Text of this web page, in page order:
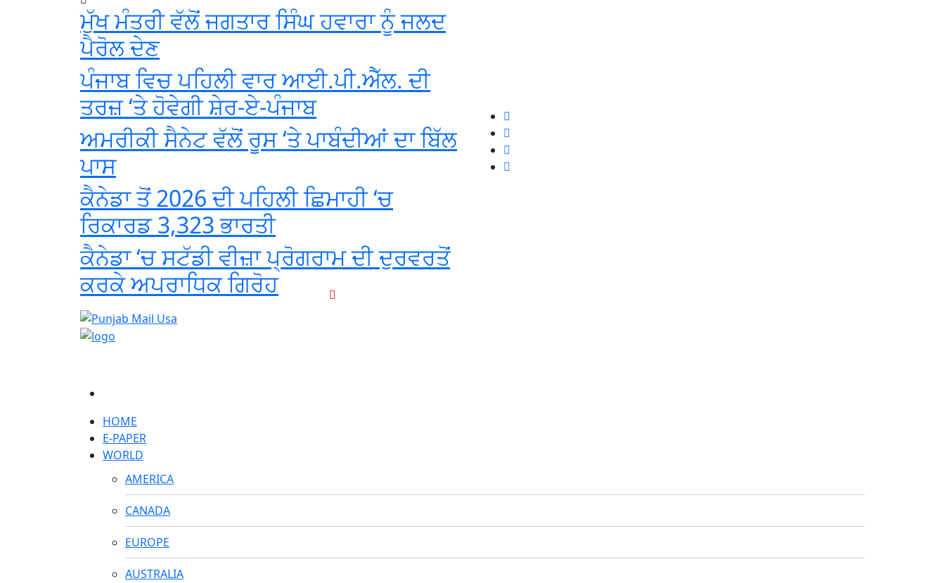
ਮੁੱਖ ਮੰਤਰੀ ਵੱਲੋਂ ਜਗਤਾਰ ਸਿੰਘ ਹਵਾਰਾ ਨੂੰ ਜਲਦ
ਪੈਰੋਲ ਦੇਣ
ਪੰਜਾਬ ਵਿਚ ਪਹਿਲੀ ਵਾਰ ਆਈ.ਪੀ.ਐੱਲ. ਦੀ
ਤਰਜ਼ ‘ਤੇ ਹੋਵੇਗੀ ਸ਼ੇਰ-ਏ-ਪੰਜਾਬ
ਅਮਰੀਕੀ ਸੈਨੇਟ ਵੱਲੋਂ ਰੂਸ ‘ਤੇ ਪਾਬੰਦੀਆਂ ਦਾ ਬਿੱਲ
ਪਾਸ
ਕੈਨੇਡਾ ਤੋਂ 2026 ਦੀ ਪਹਿਲੀ ਛਿਮਾਹੀ ‘ਚ
ਰਿਕਾਰਡ 3,323 ਭਾਰਤੀ
ਕੈਨੇਡਾ ‘ਚ ਸਟੱਡੀ ਵੀਜ਼ਾ ਪ੍ਰੋਗਰਾਮ ਦੀ ਦੁਰਵਰਤੋਂ
ਕਰਕੇ ਅਪਰਾਧਿਕ ਗਿਰੋਹ
HOME
E-PAPER
WORLD
AMERICA
CANADA
EUROPE
AUSTRALIA